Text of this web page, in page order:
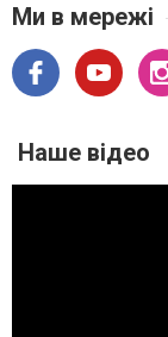
Ми в мережі
Наше відео